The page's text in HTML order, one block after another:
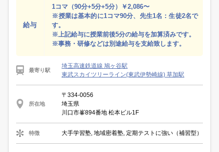
給与
1コマ（90分+5分+5分）￥2,086〜
※授業は基本的に1コマ90分、先生1名：生徒2名で
す。
※上記給与に授業前後5分の給与を加算済みです。
※事務・研修などは別途給与を支給致します。
最寄り駅
埼玉高速鉄道線 鳩ヶ谷駅
東武スカイツリーライン(東武伊勢崎線) 草加駅
所在地
〒334-0056
埼玉県
川口市峯894番地 松本ビル1F
特徴 大手学習塾, 地域密着塾, 定期テストに強い（補習型）